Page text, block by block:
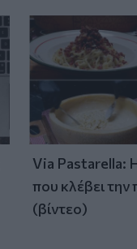
Via Pastarella:
που κλέβει
(βίντεο)